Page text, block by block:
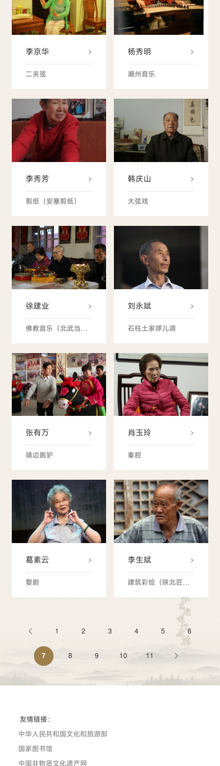
李京华
二夹弦
杨秀明
潮州音乐
李秀芳
剪纸（安塞剪纸）
韩庆山
大弦戏
徐建业
佛教音乐（北武当庙寺庙音乐）
刘永斌
石柱土家啰儿调
张有万
靖边跑驴
肖玉玲
秦腔
葛素云
婺剧
李生斌
建筑彩绘（陕北匠艺丹青）
1 2 3 4 5 6
7 8 9 10 11
友情链接：
中华人民共和国文化和旅游部
国家图书馆
中国非物质文化遗产网